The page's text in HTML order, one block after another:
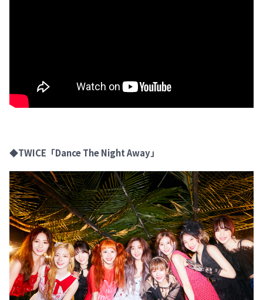
◆TWICE「Dance The Night Away」